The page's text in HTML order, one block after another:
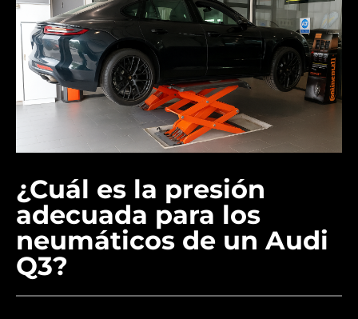
¿Cuál es la presión
adecuada para los
neumáticos de un Audi
Q3?